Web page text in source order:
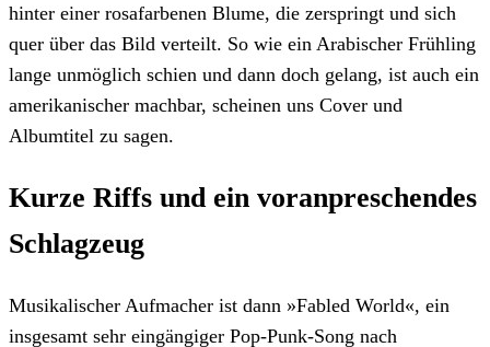
hinter einer rosafarbenen Blume, die zerspringt und sich
quer über das Bild verteilt. So wie ein Arabischer Frühling
lange unmöglich schien und dann doch gelang, ist auch ein
amerikanischer machbar, scheinen uns Cover und
Albumtitel zu sagen.
Kurze Riffs und ein voranpreschendes
Schlagzeug
Musikalischer Aufmacher ist dann »Fabled World«, ein
insgesamt sehr eingängiger Pop-Punk-Song nach